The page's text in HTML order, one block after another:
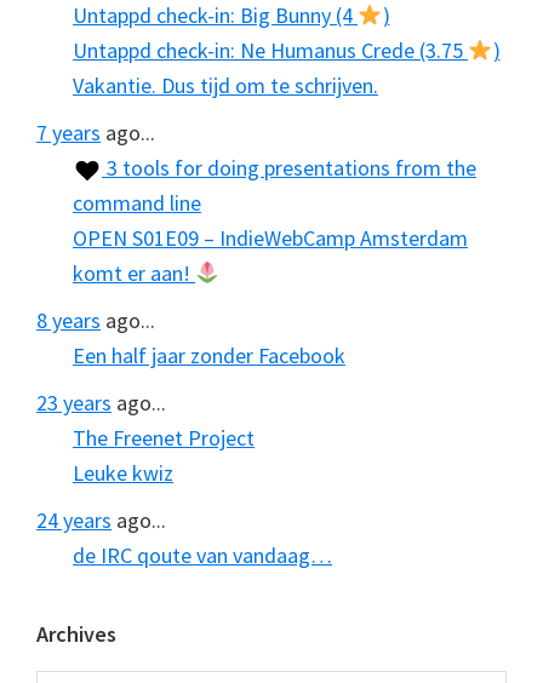
Untappd check-in: Big Bunny (4
)
Untappd check-in: Ne Humanus Crede (3.75
)
Vakantie. Dus tijd om te schrijven.
7 years ago...
3 tools for doing presentations from the
command line
OPEN S01E09 – IndieWebCamp Amsterdam
komt er aan!
8 years ago...
Een half jaar zonder Facebook
23 years ago...
The Freenet Project
Leuke kwiz
24 years ago...
de IRC qoute van vandaag…
Archives